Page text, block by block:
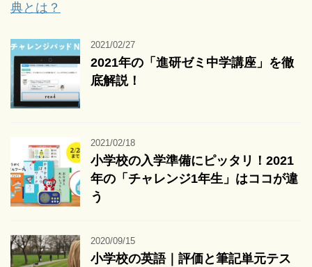
典とは？
2021/02/27
2021年の「進研ゼミ中学講座」を徹
底解説！
2021/02/18
小学校の入学準備にピッタリ！2021
年の「チャレンジ1年生」はココが違
う
2020/09/15
小学校の英語｜評価と筆記単元テス